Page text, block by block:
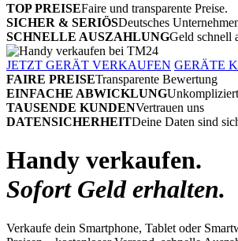
TOP PREISEFaire und transparente Preise.
SICHER & SERIÖSDeutsches
SCHNELLE AUSZAHLUNGGeld schnell
JETZT GERÄT VERKAUFEN GERÄTE
FAIRE PREISETransparente Bewertung
EINFACHE ABWICKLUNG
TAUSENDE KUNDENVertrauen uns
DATENSICHERHEITDeine Daten sind
Handy verkaufen.
Sofort Geld erhalten.
Verkaufe dein Smartphone, Tablet oder